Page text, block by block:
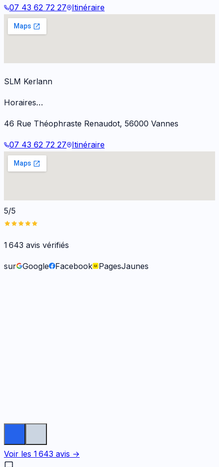
07 43 62 72 27 Itinéraire
SLM Kerlann
Horaires…
46 Rue Théophraste Renaudot, 56000 Vannes
07 43 62 72 27 Itinéraire
5/5
1 643 avis vérifiés
sur Google Facebook PagesJaunes
Voir les 1 643 avis →